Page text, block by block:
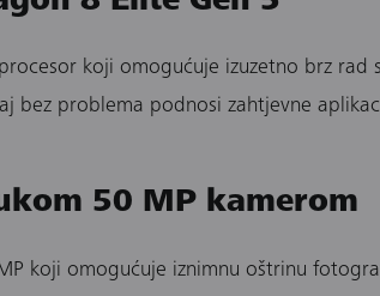
koji omogućuje izuzetno brz
bez problema podnosi zahtjevne
50 MP kamerom
koji omogućuje iznimnu oštrinu